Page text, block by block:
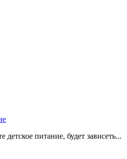
детское питание, будет зависеть...